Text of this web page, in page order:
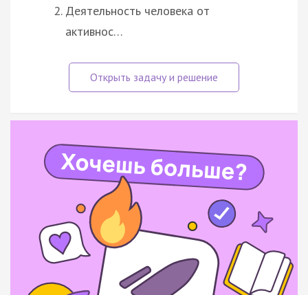
Деятельность человека от
активнос…